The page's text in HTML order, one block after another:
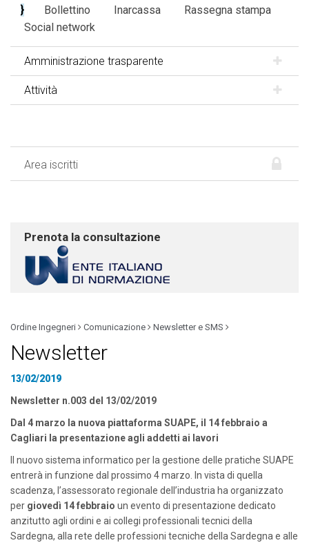
Bollettino Inarcassa
Rassegna stampa
Social network
Amministrazione trasparente
Attività
Area iscritti
Prenota la consultazione
Ordine Ingegneri Comunicazione Newsletter e SMS
Newsletter
13/02/2019
Newsletter n.003 del 13/02/2019
Dal 4 marzo la nuova piattaforma SUAPE, il 14 febbraio a
Cagliari la presentazione agli addetti ai lavori
Il nuovo sistema informatico per la gestione delle pratiche SUAPE
entrerà in funzione dal prossimo 4 marzo. In vista di quella
scadenza, l’assessorato regionale dell’industria ha organizzato
per giovedì 14 febbraio un evento di presentazione dedicato
anzitutto agli ordini e ai collegi professionali tecnici della
Sardegna, alla rete delle professioni tecniche della Sardegna e alle